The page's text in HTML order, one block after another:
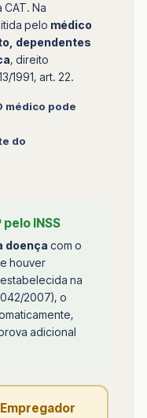
Na
pelo médico
dependentes
, direito
1991, art. 22.
médico pode
do
INSS
doença com o
houver
na
2007), o
adicional